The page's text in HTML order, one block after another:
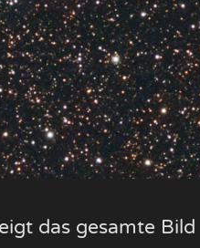
das gesamte